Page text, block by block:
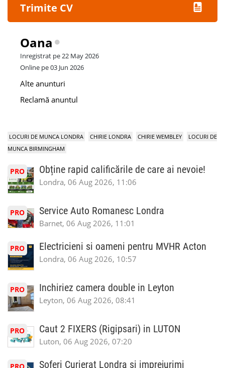
Trimite CV
Oana
Inregistrat pe 22 May 2026
Online pe 03 Jun 2026
Alte anunturi
Reclamă anuntul
LOCURI DE MUNCA LONDRA CHIRIE LONDRA CHIRIE WEMBLEY
LOCURI DE
MUNCA BIRMINGHAM
PRO Obține rapid calificările de care ai nevoie!
Londra, 06 Aug 2026, 11:06
PRO Service Auto Romanesc Londra
Barnet, 06 Aug 2026, 11:01
PRO Electricieni si oameni pentru MVHR Acton
Londra, 06 Aug 2026, 10:57
PRO Inchiriez camera double in Leyton
Leyton, 06 Aug 2026, 08:41
PRO Caut 2 FIXERS (Rigipsari) in LUTON
Luton, 06 Aug 2026, 07:20
Soferi Curierat Londra si imprejurimi